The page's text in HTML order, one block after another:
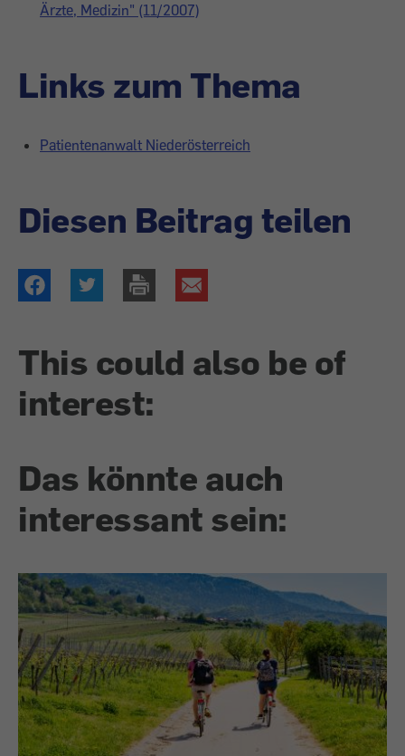
Ärzte, Medizin" (11/2007)
Links zum Thema
Patientenanwalt Niederösterreich
Diesen Beitrag teilen
This could also be of
interest:
Das könnte auch
interessant sein: